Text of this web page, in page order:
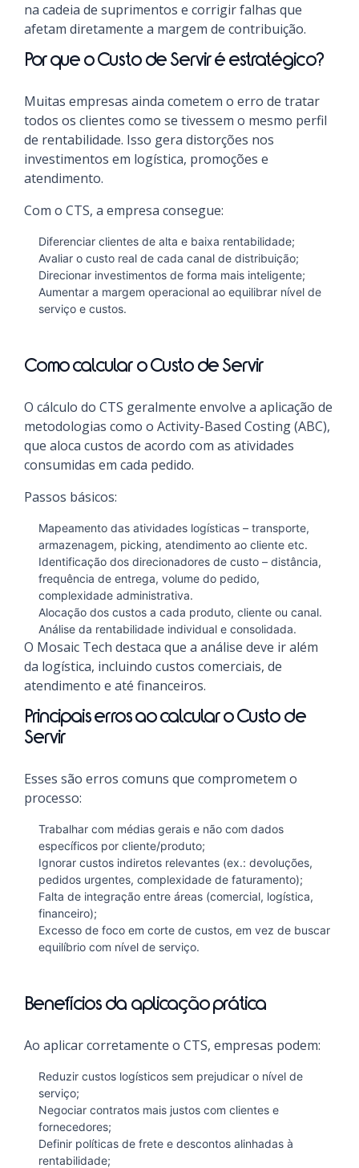
na cadeia de suprimentos e corrigir falhas que
afetam diretamente a margem de contribuição.
Por que o Custo de Servir é estratégico?
Muitas empresas ainda cometem o erro de tratar
todos os clientes como se tivessem o mesmo perfil
de rentabilidade. Isso gera distorções nos
investimentos em logística, promoções e
atendimento.
Com o CTS, a empresa consegue:
Diferenciar clientes de alta e baixa rentabilidade;
Avaliar o custo real de cada canal de distribuição;
Direcionar investimentos de forma mais inteligente;
Aumentar a margem operacional ao equilibrar nível de
serviço e custos.
Como calcular o Custo de Servir
O cálculo do CTS geralmente envolve a aplicação de
metodologias como o Activity-Based Costing (ABC),
que aloca custos de acordo com as atividades
consumidas em cada pedido.
Passos básicos:
Mapeamento das atividades logísticas – transporte,
armazenagem, picking, atendimento ao cliente etc.
Identificação dos direcionadores de custo – distância,
frequência de entrega, volume do pedido,
complexidade administrativa.
Alocação dos custos a cada produto, cliente ou canal.
Análise da rentabilidade individual e consolidada.
O Mosaic Tech destaca que a análise deve ir além
da logística, incluindo custos comerciais, de
atendimento e até financeiros.
Principais erros ao calcular o Custo de
Servir
Esses são erros comuns que comprometem o
processo:
Trabalhar com médias gerais e não com dados
específicos por cliente/produto;
Ignorar custos indiretos relevantes (ex.: devoluções,
pedidos urgentes, complexidade de faturamento);
Falta de integração entre áreas (comercial, logística,
financeiro);
Excesso de foco em corte de custos, em vez de buscar
equilíbrio com nível de serviço.
Benefícios da aplicação prática
Ao aplicar corretamente o CTS, empresas podem:
Reduzir custos logísticos sem prejudicar o nível de
serviço;
Negociar contratos mais justos com clientes e
fornecedores;
Definir políticas de frete e descontos alinhadas à
rentabilidade;